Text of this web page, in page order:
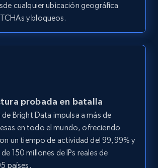
cualquier ubicación geográfica
y bloqueos.
probada en batalla
Bright Data impulsa a más de
en todo el mundo, ofreciendo
un tiempo de actividad del 99,99% y
150 millones de IPs reales de
países.